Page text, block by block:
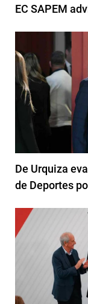
EC SAPEM
De Urquiza
de Deportes